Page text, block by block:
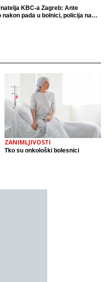
KBC-a Zagreb: Ante
pada u bolnici, policija na
ZANIMLJIVOSTI
Tko su onkološki bolesnici